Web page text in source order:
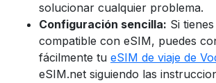
solucionar cualquier problema.
Configuración sencilla: Si
compatible con eSIM, puedes
fácilmente tu eSIM de viaje de
eSIM.net siguiendo las